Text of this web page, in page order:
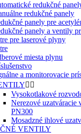
redukčné
redukčné panely
panely pre
panely a ventily
pre laserové plyny
miesta plynu
a monitorovacie
 
Vysokotlakové
Nerezové uzatváracie
PN300
Mosadzné ihlové
VENTILY